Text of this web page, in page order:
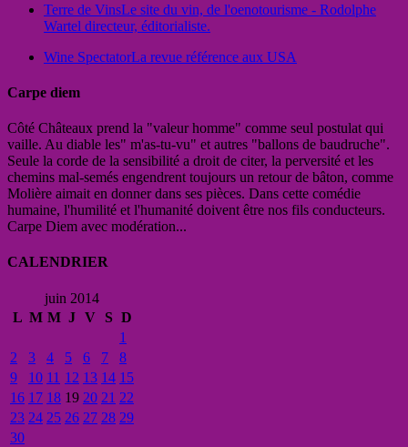
Terre de VinsLe site du vin, de l'oenotourisme - Rodolphe
Wartel directeur, éditorialiste.
Wine SpectatorLa revue référence aux USA
Carpe diem
Côté Châteaux prend la "valeur homme" comme seul postulat qui
vaille. Au diable les" m'as-tu-vu" et autres "ballons de baudruche".
Seule la corde de la sensibilité a droit de citer, la perversité et les
chemins mal-semés engendrent toujours un retour de bâton, comme
Molière aimait en donner dans ses pièces. Dans cette comédie
humaine, l'humilité et l'humanité doivent être nos fils conducteurs.
Carpe Diem avec modération...
CALENDRIER
juin 2014
L M M J V S D
1
2
3 4 5 6 7
8
9
10 11 12 13 14 15
16 17 18 19 20 21 22
23 24 25 26 27 28 29
30